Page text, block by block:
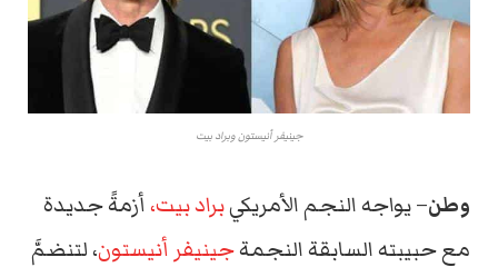
جينيفر أنيستون وبراد بيت
وطن– يواجه النجم الأمريكيبراد بيت،أزمةً جديدة
مع حبيبته السابقة النجمةجينيفر أنيستون، لتنضمَّ